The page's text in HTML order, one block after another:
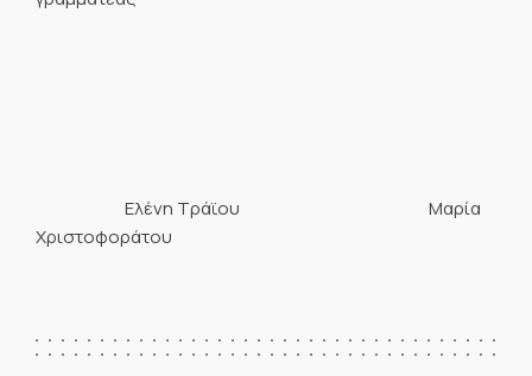
Ελένη Τράϊου Μαρία
Χριστοφοράτου